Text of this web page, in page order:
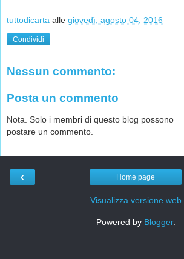
tuttodicarta alle giovedì, agosto 04, 2016
Condividi
Nessun commento:
Posta un commento
Nota. Solo i membri di questo blog possono
postare un commento.
‹ Home page
Visualizza versione web
Powered by Blogger.